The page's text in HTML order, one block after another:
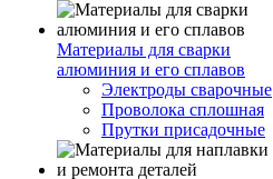
Материалы для сварки
алюминия и его сплавов
Электроды сварочные
Проволока сплошная
Прутки присадочные